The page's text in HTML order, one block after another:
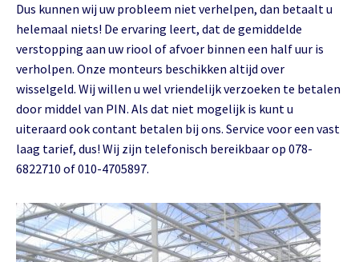
Dus kunnen wij uw probleem niet verhelpen, dan betaalt u
helemaal niets! De ervaring leert, dat de gemiddelde
verstopping aan uw riool of afvoer binnen een half uur is
verholpen. Onze monteurs beschikken altijd over
wisselgeld. Wij willen u wel vriendelijk verzoeken te betalen
door middel van PIN. Als dat niet mogelijk is kunt u
uiteraard ook contant betalen bij ons. Service voor een vast
laag tarief, dus! Wij zijn telefonisch bereikbaar op 078-
6822710 of 010-4705897.